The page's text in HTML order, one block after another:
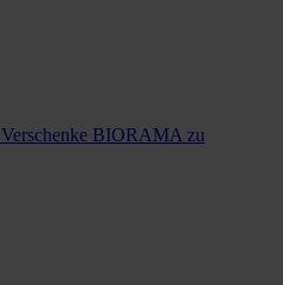
Verschenke BIORAMA zu